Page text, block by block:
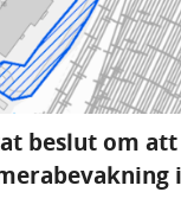
beslut om